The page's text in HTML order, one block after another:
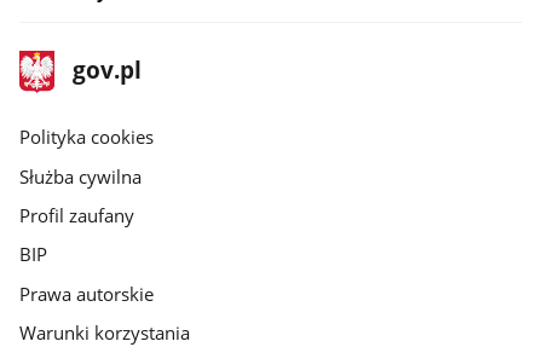
stopka
gov.pl
Strona
gov.pl
gov.pl
Polityka cookies
Służba cywilna
Profil zaufany
BIP
Prawa autorskie
Warunki korzystania